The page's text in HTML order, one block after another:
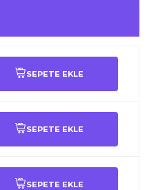
SEPETE EKLE
SEPETE EKLE
SEPETE EKLE